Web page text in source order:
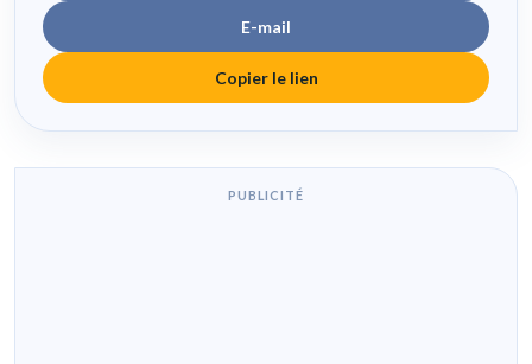
E-mail
Copier le lien
PUBLICITÉ